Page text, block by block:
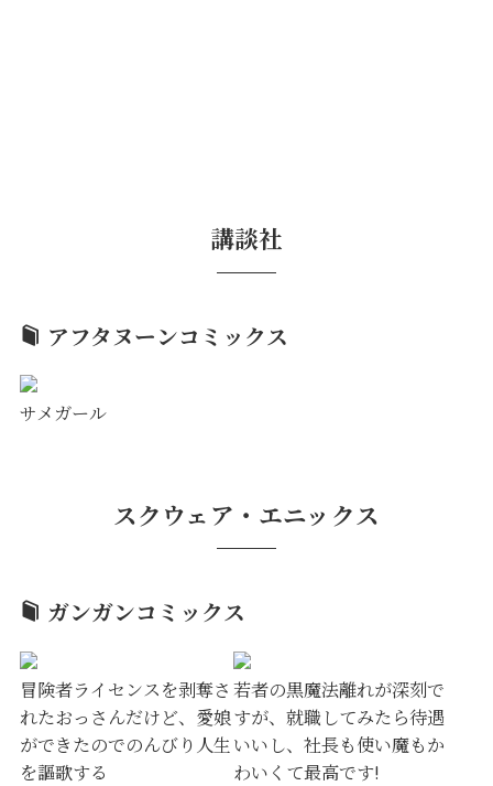
講談社
アフタヌーンコミックス
サメガール
スクウェア・エニックス
ガンガンコミックス
冒険者ライセンスを剥奪さ
れたおっさんだけど、愛娘
ができたのでのんびり人生
を謳歌する
若者の黒魔法離れが深刻で
すが、就職してみたら待遇
いいし、社長も使い魔もか
わいくて最高です!